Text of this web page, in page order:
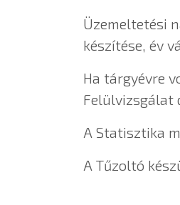
Üzemeltetési
készítése, év
Ha tárgyévre
Felülvizsgálat
A Statisztika
A Tűzoltó